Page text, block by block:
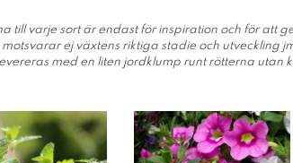
till varje sort är endast för inspiration och för att
motsvarar ej växtens riktiga stadie och utveckling
med en liten jordklump runt rötterna utan